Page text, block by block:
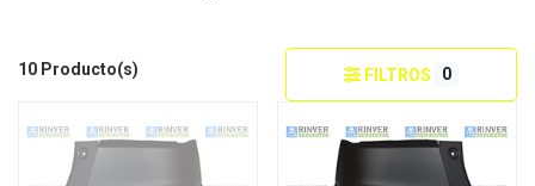
10 Producto(s) FILTROS 0